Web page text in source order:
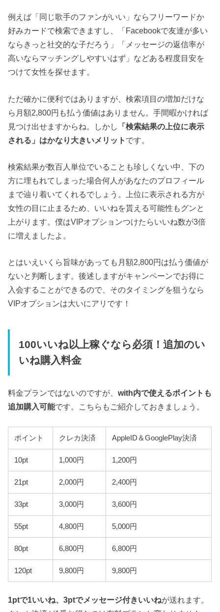
例えば「同じ歌手のファンがいい」ならフリーワードか
好みカードで検索できますし、「Facebookで友達が多い
ならきっと社交的な子だろう」「メッセージの返信率が
高いならマッチングしやすいはず」などある程度目安を
つけて女性を探せます。
ただ確かに便利ではありますが、検索項目の増加だけな
ら月額2,800円も払う価値はありません。手間暇かければ
見つけ出せますからね。しかし
「検索結果の上位に表示
される」はかなり大きいメリット です。
検索結果が数百人単位でいることも珍しくない中、下の
方に埋もれてしまった場合何人があなたのプロフィール
まで辿り着いてくれるでしょう。上位に表示される方が
女性の目に止まるため、いいねを貰える可能性もグンと
上がります。僕はVIPオプションつけたらいいね数が3倍
に増えましたよ。
とはいえいくら旨味があっても月額2,800円は払う価値が
ないと判断します。後述しますがキャンペーンでお得に
入会することができるので、そのタイミングを狙うなら
VIPオプションは大いにアリです！
100いいね以上稼ぐなら必須！追加のい
いね購入料金
料金プランではないのですが、with内で使えるポイントも
追加購入可能です。こちらもご紹介しておきましょう。
ポイント クレカ決済 AppleID＆GooglePlay決済
10pt 1,000円 1,200円
21pt 2,000円 2,400円
33pt 3,000円 3,600円
55pt 4,800円 5,000円
80pt 6,800円 6,800円
120pt 9,800円 9,800円
1ptで1いいね、3ptでメッセージ付きいいねが送れます。